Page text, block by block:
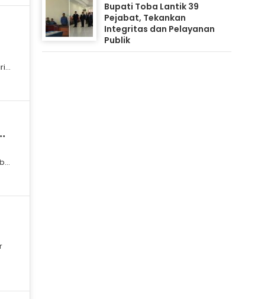
Bupati Toba Lantik 39
Pejabat, Tekankan
Integritas dan Pelayanan
Publik